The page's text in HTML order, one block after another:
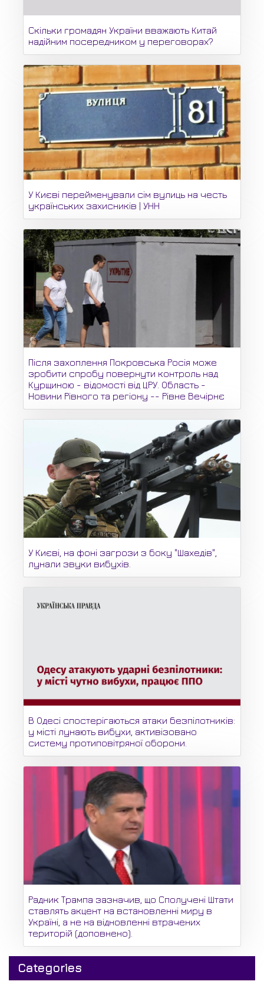
Скільки громадян України вважають Китай
надійним посередником у переговорах?
У Києві перейменували сім вулиць на честь
українських захисників | УНН
Після захоплення Покровська Росія може
зробити спробу повернути контроль над
Курщиною - відомості від ЦРУ. Область -
Новини Рівного та регіону -- Рівне Вечірнє
У Києві, на фоні загрози з боку "Шахедів",
лунали звуки вибухів.
В Одесі спостерігаються атаки безпілотників:
у місті лунають вибухи, активізовано
систему протиповітряної оборони.
Радник Трампа зазначив, що Сполучені Штати
ставлять акцент на встановленні миру в
Україні, а не на відновленні втрачених
територій (доповнено).
Categories